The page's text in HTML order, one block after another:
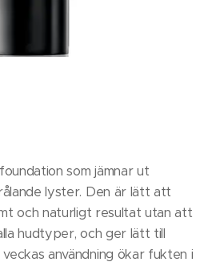
som jämnar ut
lyster. Den är lätt att
och naturligt resultat utan att
hudtyper, och ger lätt till
användning ökar fukten i